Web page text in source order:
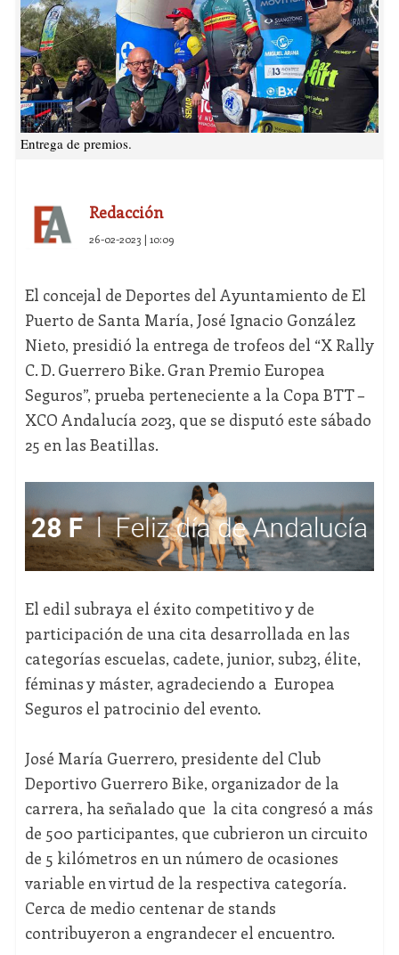
Entrega de premios.
Redacción
26-02-2023 | 10:09
El concejal de Deportes del Ayuntamiento de El
Puerto de Santa María, José Ignacio González
Nieto, presidió la entrega de trofeos del “X Rally
C. D. Guerrero Bike. Gran Premio Europea
Seguros”, prueba perteneciente a la Copa BTT –
XCO Andalucía 2023, que se disputó este sábado
25 en las Beatillas.
El edil subraya el éxito competitivo y de
participación de una cita desarrollada en las
categorías escuelas, cadete, junior, sub23, élite,
féminas y máster, agradeciendo a Europea
Seguros el patrocinio del evento.
José María Guerrero, presidente del Club
Deportivo Guerrero Bike, organizador de la
carrera, ha señalado que la cita congresó a más
de 500 participantes, que cubrieron un circuito
de 5 kilómetros en un número de ocasiones
variable en virtud de la respectiva categoría.
Cerca de medio centenar de stands
contribuyeron a engrandecer el encuentro.